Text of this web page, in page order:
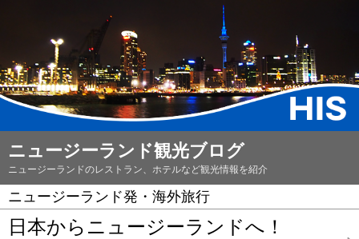
ニュージーランド観光ブログ
ニュージーランドのレストラン、ホテルなど観光情報を紹介
ニュージーランド発・海外旅行
日本からニュージーランドへ！